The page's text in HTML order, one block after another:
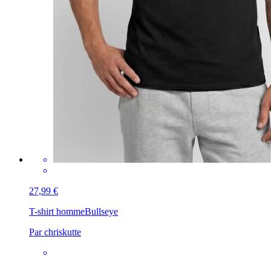
27,99 €
T-shirt hommeBullseye
Par chriskutte